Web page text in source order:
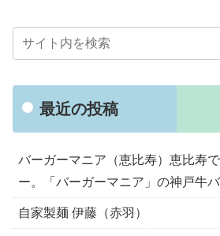
最近の投稿
バーガーマニア（恵比寿）恵比寿
ー。「バーガーマニア」の神戸牛
自家製麺 伊藤（赤羽）